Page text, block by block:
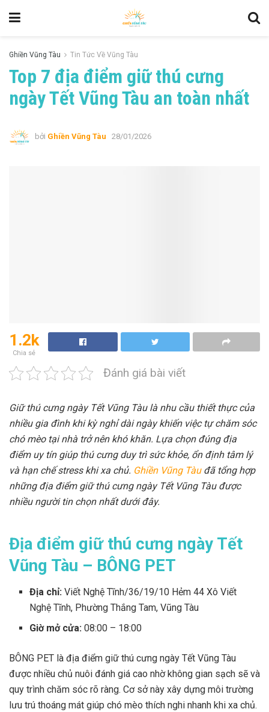
Ghiền Vũng Tàu Tin Tức Về Vũng Tàu
Top 7 địa điểm giữ thú cưng
ngày Tết Vũng Tàu an toàn nhất
bởi Ghiền Vũng Tàu 28/01/2026
1.2k
Chia sẻ
Đánh giá bài viết
Giữ thú cưng ngày Tết Vũng Tàu là nhu cầu thiết thực của
nhiều gia đình khi kỳ nghỉ dài ngày khiến việc tự chăm sóc
chó mèo tại nhà trở nên khó khăn. Lựa chọn đúng địa
điểm uy tín giúp thú cưng duy trì sức khỏe, ổn định tâm lý
và hạn chế stress khi xa chủ. Ghiền Vũng Tàuđã tổng hợp
những địa điểm giữ thú cưng ngày Tết Vũng Tàu được
nhiều người tin chọn nhất dưới đây.
Địa điểm giữ thú cưng ngày Tết
Vũng Tàu – BÔNG PET
Địa chỉ: Viết Nghệ Tĩnh/36/19/10 Hẻm 44 Xô Viết
Nghệ Tĩnh, Phường Thắng Tam, Vũng Tàu
Giờ mở cửa: 08:00 – 18:00
BÔNG PET là địa điểm giữ thú cưng ngày Tết Vũng Tàu
được nhiều chủ nuôi đánh giá cao nhờ không gian sạch sẽ và
quy trình chăm sóc rõ ràng. Cơ sở này xây dựng môi trường
lưu trú thoáng mát giúp chó mèo thích nghi nhanh khi xa chủ.